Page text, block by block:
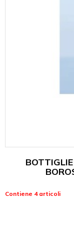
Contiene 4 articoli